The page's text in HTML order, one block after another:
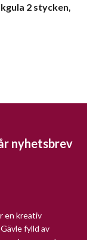
2 stycken,
nyhetsbrev
en kreativ
fylld av